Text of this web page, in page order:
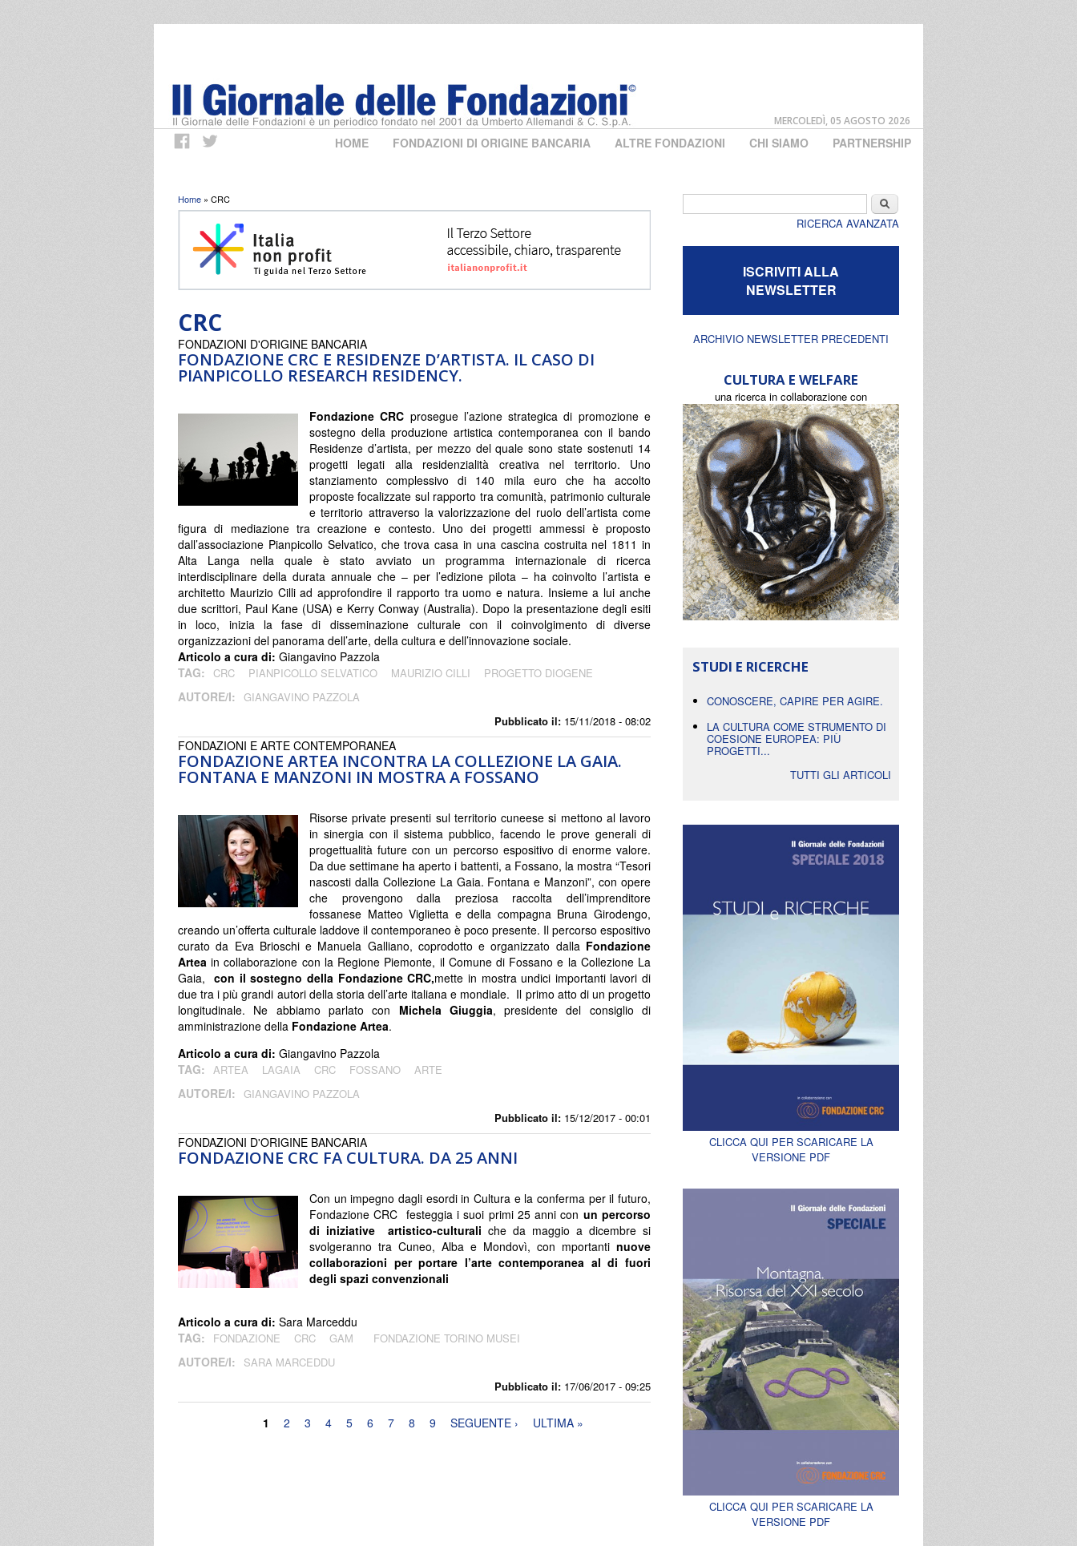
MERCOLEDÌ, 05 AGOSTO 2026
HOME FONDAZIONI DI ORIGINE BANCARIA ALTRE FONDAZIONI CHI SIAMO PARTNERSHIP
Tu sei qui
Home » CRC
CRC
FONDAZIONE CRC E RESIDENZE D’ARTISTA. IL CASO DI
PIANPICOLLO RESEARCH RESIDENCY.
Pubblicato il: 15/11/2018 - 08:02
FONDAZIONI D'ORIGINE BANCARIA
Fondazione CRC prosegue l’azione strategica di promozione e
sostegno della produzione artistica contemporanea con il bando
Residenze d’artista, per mezzo del quale sono state sostenuti 14
progetti legati alla residenzialità creativa nel territorio. Uno
stanziamento complessivo di 140 mila euro che ha accolto
proposte focalizzate sul rapporto tra comunità, patrimonio culturale
e territorio attraverso la valorizzazione del ruolo dell’artista come
figura di mediazione tra creazione e contesto. Uno dei progetti ammessi è proposto
dall’associazione Pianpicollo Selvatico, che trova casa in una cascina costruita nel 1811 in
Alta Langa nella quale è stato avviato un programma internazionale di ricerca
interdisciplinare della durata annuale che – per l’edizione pilota – ha coinvolto l’artista e
architetto Maurizio Cilli ad approfondire il rapporto tra uomo e natura. Insieme a lui anche
due scrittori, Paul Kane (USA) e Kerry Conway (Australia). Dopo la presentazione degli esiti
in loco, inizia la fase di disseminazione culturale con il coinvolgimento di diverse
organizzazioni del panorama dell’arte, della cultura e dell’innovazione sociale.
Articolo a cura di: Giangavino Pazzola
TAG:
CRC PIANPICOLLO SELVATICO MAURIZIO CILLI PROGETTO DIOGENE
AUTORE/I: GIANGAVINO PAZZOLA
FONDAZIONE ARTEA INCONTRA LA COLLEZIONE LA GAIA.
FONTANA E MANZONI IN MOSTRA A FOSSANO
Pubblicato il: 15/12/2017 - 00:01
FONDAZIONI E ARTE CONTEMPORANEA
Risorse private presenti sul territorio cuneese si mettono al lavoro
in sinergia con il sistema pubblico, facendo le prove generali di
progettualità future con un percorso espositivo di enorme valore.
Da due settimane ha aperto i battenti, a Fossano, la mostra “Tesori
nascosti dalla Collezione La Gaia. Fontana e Manzoni”, con opere
che provengono dalla preziosa raccolta dell’imprenditore
fossanese Matteo Viglietta e della compagna Bruna Girodengo,
creando un’offerta culturale laddove il contemporaneo è poco presente. Il percorso espositivo
curato da Eva Brioschi e Manuela Galliano, coprodotto e organizzato dalla Fondazione
Artea in collaborazione con la Regione Piemonte, il Comune di Fossano e la Collezione La
Gaia, con il sostegno della Fondazione CRC,mette in mostra undici importanti lavori di
due tra i più grandi autori della storia dell’arte italiana e mondiale. Il primo atto di un progetto
longitudinale. Ne abbiamo parlato con Michela Giuggia, presidente del consiglio di
amministrazione della Fondazione Artea.
Articolo a cura di: Giangavino Pazzola
TAG:
ARTEA LAGAIA CRC FOSSANO ARTE
AUTORE/I: GIANGAVINO PAZZOLA
FONDAZIONE CRC FA CULTURA. DA 25 ANNI
Pubblicato il: 17/06/2017 - 09:25
FONDAZIONI D'ORIGINE BANCARIA
Con un impegno dagli esordi in Cultura e la conferma per il futuro,
Fondazione CRC festeggia i suoi primi 25 anni con un percorso
di iniziative artistico-culturali che da maggio a dicembre si
svolgeranno tra Cuneo, Alba e Mondovì, con mportanti nuove
collaborazioni per portare l’arte contemporanea al di fuori
degli spazi convenzionali
Articolo a cura di: Sara Marceddu
TAG:
FONDAZIONE CRC GAM FONDAZIONE TORINO MUSEI
AUTORE/I: SARA MARCEDDU
1 2 3 4 5 6 7 8 9 SEGUENTE › ULTIMA »
Cerca
RICERCA AVANZATA
ISCRIVITI ALLA
NEWSLETTER
ARCHIVIO NEWSLETTER PRECEDENTI
CULTURA E WELFARE
una ricerca in collaborazione con
STUDI E RICERCHE
CONOSCERE, CAPIRE PER AGIRE.
LA CULTURA COME STRUMENTO DI
COESIONE EUROPEA: PIÙ
PROGETTI...
TUTTI GLI ARTICOLI
CLICCA QUI PER SCARICARE LA
VERSIONE PDF
CLICCA QUI PER SCARICARE LA
VERSIONE PDF